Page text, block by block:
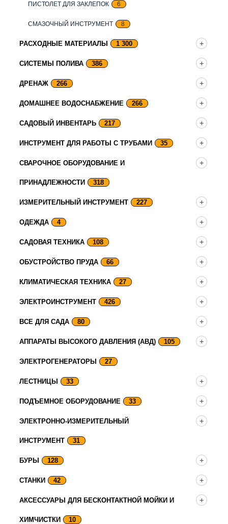
ПИСТОЛЕТ ДЛЯ ЗАКЛЕПОК 6
СМАЗОЧНЫЙ ИНСТРУМЕНТ 8
РАСХОДНЫЕ МАТЕРИАЛЫ 1 300
СИСТЕМЫ ПОЛИВА 386
ДРЕНАЖ 266
ДОМАШНЕЕ ВОДОСНАБЖЕНИЕ 266
САДОВЫЙ ИНВЕНТАРЬ 217
ИНСТРУМЕНТ ДЛЯ РАБОТЫ С ТРУБАМИ 35
СВАРОЧНОЕ ОБОРУДОВАНИЕ И
ПРИНАДЛЕЖНОСТИ 318
ИЗМЕРИТЕЛЬНЫЙ ИНСТРУМЕНТ 227
ОДЕЖДА 4
САДОВАЯ ТЕХНИКА 108
ОБУСТРОЙСТВО ПРУДА 66
КЛИМАТИЧЕСКАЯ ТЕХНИКА 27
ЭЛЕКТРОИНСТРУМЕНТ 426
ВСЕ ДЛЯ САДА 80
АППАРАТЫ ВЫСОКОГО ДАВЛЕНИЯ (АВД) 105
ЭЛЕКТРОГЕНЕРАТОРЫ 27
ЛЕСТНИЦЫ 33
ПОДЪЕМНОЕ ОБОРУДОВАНИЕ 33
ЭЛЕКТРОННО-ИЗМЕРИТЕЛЬНЫЙ
ИНСТРУМЕНТ 31
БУРЫ 128
СТАНКИ 42
АКСЕССУАРЫ ДЛЯ БЕСКОНТАКТНОЙ МОЙКИ И
ХИМЧИСТКИ 10